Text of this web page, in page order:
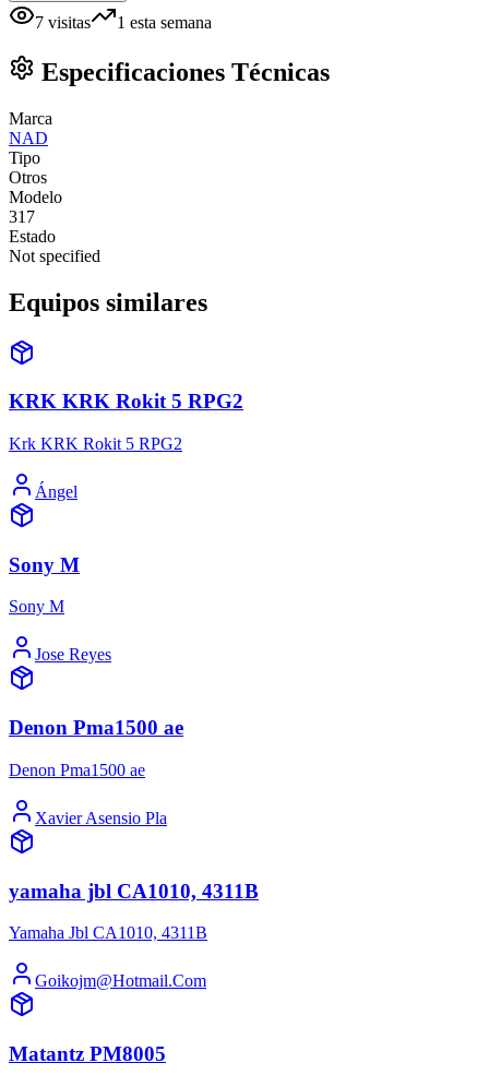
7 visitas 1 esta semana
Especificaciones Técnicas
Marca
NAD
Tipo
Otros
Modelo
317
Estado
Not specified
Equipos similares
KRK KRK Rokit 5 RPG2
Krk KRK Rokit 5 RPG2
Ángel
Sony M
Sony M
Jose Reyes
Denon Pma1500 ae
Denon Pma1500 ae
Xavier Asensio Pla
yamaha jbl CA1010, 4311B
Yamaha Jbl CA1010, 4311B
Goikojm@Hotmail.Com
Matantz PM8005